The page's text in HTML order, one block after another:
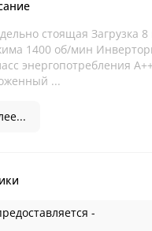
стоящая Загрузка
1400 об/мин
энергопотребления
...
-